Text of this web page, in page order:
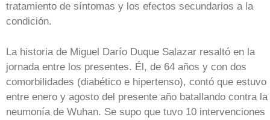
tratamiento de síntomas y los efectos secundarios a la
condición.
La historia de Miguel Darío Duque Salazar resaltó en la
jornada entre los presentes. Él, de 64 años y con dos
comorbilidades (diabético e hipertenso), contó que estuvo
entre enero y agosto del presente año batallando contra la
neumonía de Wuhan. Se supo que tuvo 10 intervenciones